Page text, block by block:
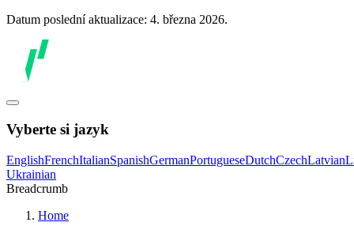
Datum poslední aktualizace: 4. března 2026.
Vyberte si jazyk
EnglishFrenchItalianSpanishGermanPortugueseDutchCzechLatvian
Ukrainian
Breadcrumb
Home